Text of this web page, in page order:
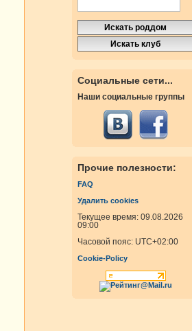
Социальные сети...
Наши социальные группы
Прочие полезности:
FAQ
Удалить cookies
Текущее время: 09.08.2026
09:00
Часовой пояс: UTC+02:00
Cookie-Policy